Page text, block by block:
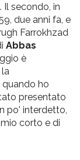
Il secondo, in
due anni fa, e
Farrokhzad
Abbas
è
la
quando ho
presentato
po' interdetto,
corto e di